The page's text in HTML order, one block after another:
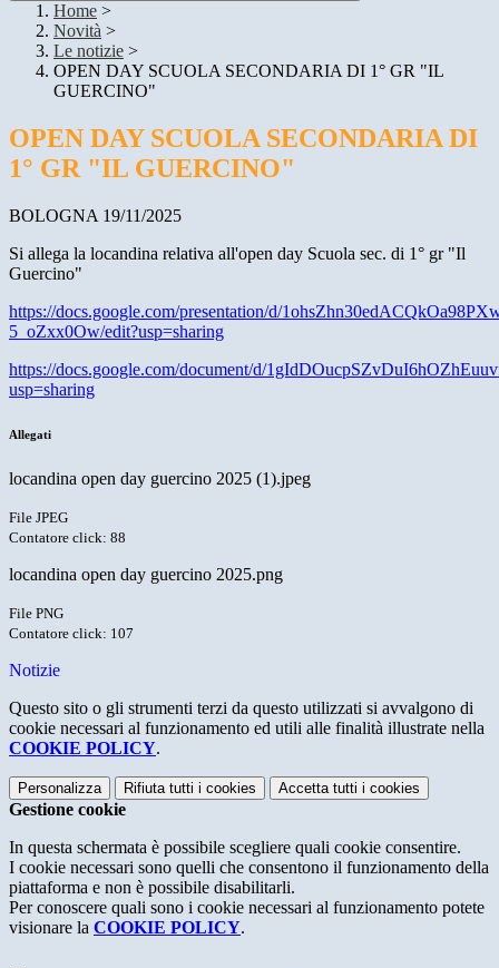
Home >
Novità >
Le notizie >
OPEN DAY SCUOLA SECONDARIA DI 1° GR "IL
GUERCINO"
OPEN DAY SCUOLA SECONDARIA DI
1° GR "IL GUERCINO"
BOLOGNA 19/11/2025
Si allega la locandina relativa all'open day Scuola sec. di 1° gr "Il
Guercino"
https://docs.google.com/presentation/d/
5_oZxx0Ow/edit?usp=sharing
https://docs.google.com/document/d/
usp=sharing
Allegati
locandina open day guercino 2025 (1).jpeg
File JPEG
Contatore click: 88
locandina open day guercino 2025.png
File PNG
Contatore click: 107
Notizie
Questo sito o gli strumenti terzi da questo utilizzati si avvalgono di
cookie necessari al funzionamento ed utili alle finalità illustrate nella
COOKIE POLICY.
Personalizza Rifiuta tutti i cookies Accetta tutti i cookies
Gestione cookie
In questa schermata è possibile scegliere quali cookie consentire.
I cookie necessari sono quelli che consentono il funzionamento della
piattaforma e non è possibile disabilitarli.
Per conoscere quali sono i cookie necessari al funzionamento potete
visionare la COOKIE POLICY.